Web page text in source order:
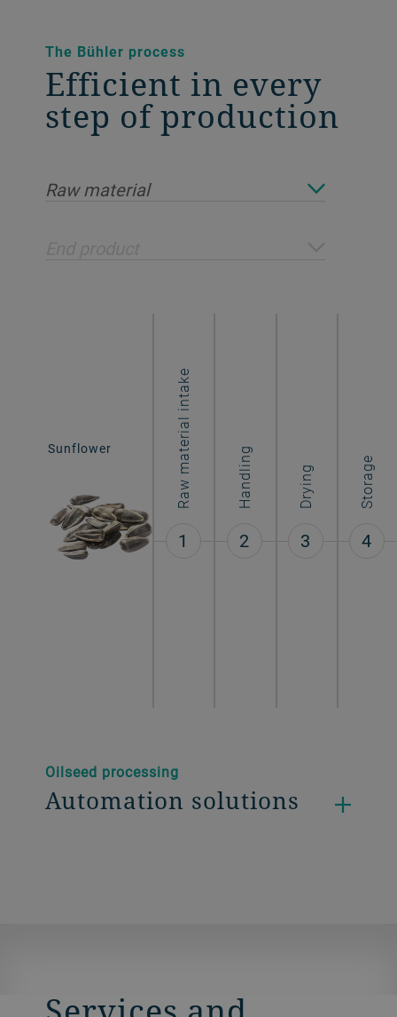
The Bühler process
Efficient in every
step of production
Raw material
Sunflower Raw material intake
1
Handling
2
Drying
3
Storage
4
Oilseed processing
Automation solutions